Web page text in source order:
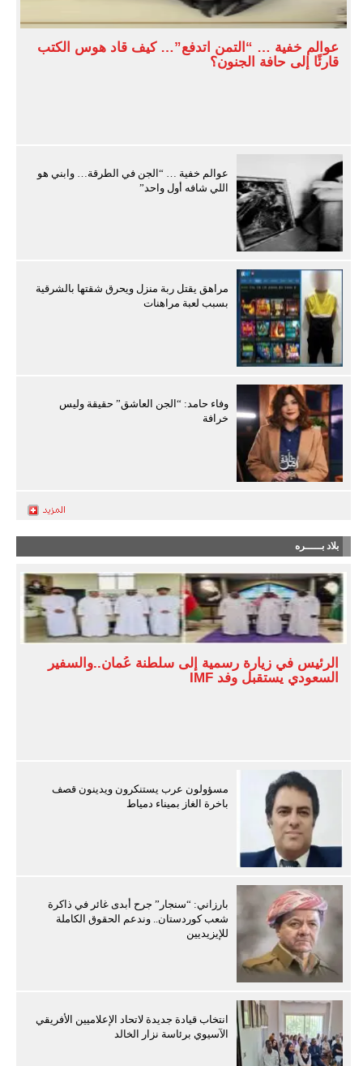
عوالم خفية … “التمن اتدفع”… كيف قاد هوس الكتب
قارئًا إلى حافة الجنون؟
عوالم خفية … “الجن في الطرقة… وابني هو
اللي شافه أول واحد”
مراهق يقتل ربة منزل ويحرق شقتها بالشرقية
بسبب لعبة مراهنات
وفاء حامد: “الجن العاشق” حقيقة وليس
خرافة
بلاد بـــــره
الرئيس في زيارة رسمية إلى سلطنة عُمان..والسفير
السعودي يستقبل وفد IMF
مسؤولون عرب يستنكرون ويدينون قصف
باخرة الغاز بميناء دمياط
بارزاني: “سنجار” جرح أبدى غائر في ذاكرة
شعب كوردستان.. وندعم الحقوق الكاملة
للإيزيديين
انتخاب قيادة جديدة لاتحاد الإعلاميين الأفريقي
الآسيوي برئاسة نزار الخالد